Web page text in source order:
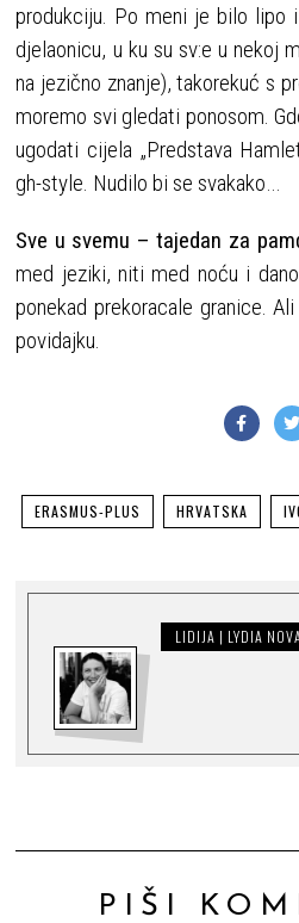
produkciju. Po meni je bilo lipo
djelaonicu, u ku su sv:e u nekoj
na jezično znanje), takorekuć s
moremo svi gledati ponosom.
ugodati cijela „Predstava
gh-style. Nudilo bi se svakako…
Sve u svemu – tajedan za
med jeziki, niti med noću i
ponekad prekoracale granice.
povidajku.
ERASMUS-PLUS HRVATSKA
LIDIJA | LYDIA
PIŠI